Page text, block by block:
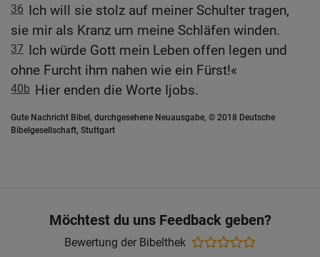
36 Ich will sie stolz auf meiner Schulter tragen,
sie mir als Kranz um meine Schläfen winden.
37 Ich würde Gott mein Leben offen legen und
ohne Furcht ihm nahen wie ein Fürst!«
40b Hier enden die Worte Ijobs.
Gute Nachricht Bibel, durchgesehene Neuausgabe, © 2018 Deutsche
Bibelgesellschaft, Stuttgart
Möchtest du uns Feedback geben?
Bewertung der Bibelthek